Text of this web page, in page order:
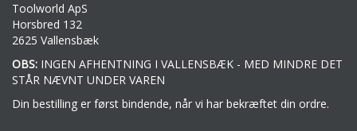
Toolworld ApS
Horsbred 132
2625 Vallensbæk
OBS: INGEN AFHENTNING I VALLENSBÆK - MED MINDRE DET
STÅR NÆVNT UNDER VAREN
Din bestilling er først bindende, når vi har bekræftet din ordre.